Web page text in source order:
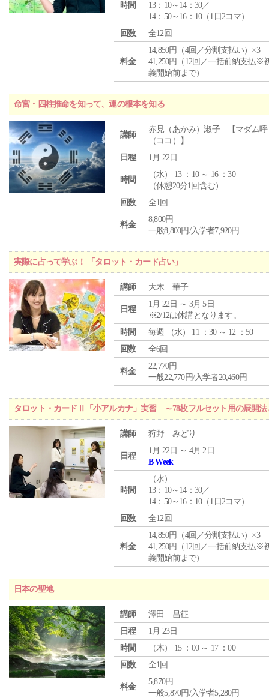
時間
13：10～14：30／
14：50～16：10（1日2コマ）
回数
全12回
料金
14,850円（4回／分割支払い）×3
41,250円（12回／一括前納支払※
義開始前まで）
命宮・四柱推命を知って、運の根本を知る
講師
赤見（あかみ）淑子 【マダム呼
（ココ）】
日程
1月 22日
時間
（水） 13 ：10 ～ 16 ：30
（休憩20分1回含む）
回数
全1回
料金
8,800円
一般8,800円/入学者7,920円
実際に占って学ぶ！ 「タロット・カード占い」
講師 大木 華子
日程
1月 22日 ～ 3月 5日
※2/12は休講となります。
時間
毎週 （水） 11 ：30 ～ 12 ：50
回数
全6回
料金
22,770円
一般22,770円/入学者20,460円
タロット・カードⅡ「小アルカナ」実習 ～78枚フルセット用の展開法
講師 狩野 みどり
日程
1月 22日 ～ 4月 2日
B Week
時間
（水）
13：10～14：30／
14：50～16：10（1日2コマ）
回数
全12回
料金
14,850円（4回／分割支払い）×3
41,250円（12回／一括前納支払※
義開始前まで）
日本の聖地
講師
澤田 昌征
日程
1月 23日
時間
（木） 15 ：00 ～ 17 ：00
回数
全1回
料金
5,870円
一般5,870円/入学者5,280円